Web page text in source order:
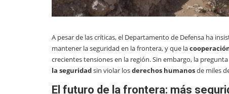
A pesar de las críticas, el Departamento de Defensa ha
mantener la seguridad en la frontera, y que la
crecientes tensiones en la región. Sin embargo, la
la seguridadsin violar losderechos humanosde miles
El futuro de la frontera: más